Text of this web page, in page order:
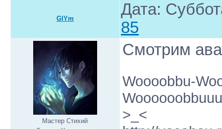
GlYm
Дата:
85
Мастер Стихий
Смотрим
Woooobbu-
>_<